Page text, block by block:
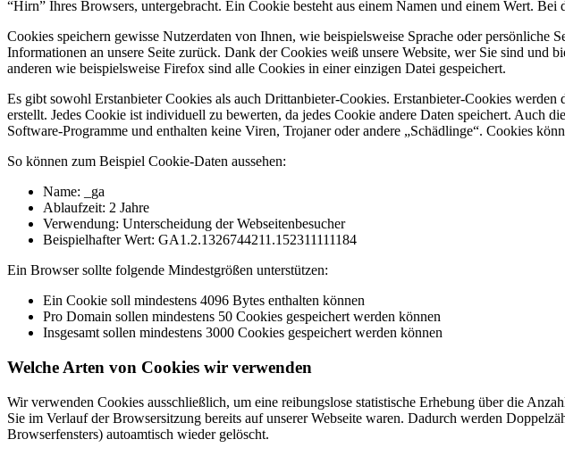
“Hirn” Ihres Browsers, untergebracht. Ein Cookie besteht aus einem Namen und einem Wert.
Cookies speichern gewisse Nutzerdaten von Ihnen, wie beispielsweise Sprache oder persönliche
Informationen an unsere Seite zurück. Dank der Cookies weiß unsere Website, wer Sie sind und
anderen wie beispielsweise Firefox sind alle Cookies in einer einzigen Datei gespeichert.
Es gibt sowohl Erstanbieter Cookies als auch Drittanbieter-Cookies. Erstanbieter-Cookies
erstellt. Jedes Cookie ist individuell zu bewerten, da jedes Cookie andere Daten speichert. Auch
Software-Programme und enthalten keine Viren, Trojaner oder andere „Schädlinge“. Cookies
So können zum Beispiel Cookie-Daten aussehen:
Name: _ga
Ablaufzeit: 2 Jahre
Verwendung: Unterscheidung der Webseitenbesucher
Beispielhafter Wert: GA1.2.1326744211.152311111184
Ein Browser sollte folgende Mindestgrößen unterstützen:
Ein Cookie soll mindestens 4096 Bytes enthalten können
Pro Domain sollen mindestens 50 Cookies gespeichert werden können
Insgesamt sollen mindestens 3000 Cookies gespeichert werden können
Welche Arten von Cookies wir verwenden
Wir verwenden Cookies ausschließlich, um eine reibungslose statistische Erhebung über die
Sie im Verlauf der Browsersitzung bereits auf unserer Webseite waren. Dadurch werden
Browserfensters) autoamtisch wieder gelöscht.